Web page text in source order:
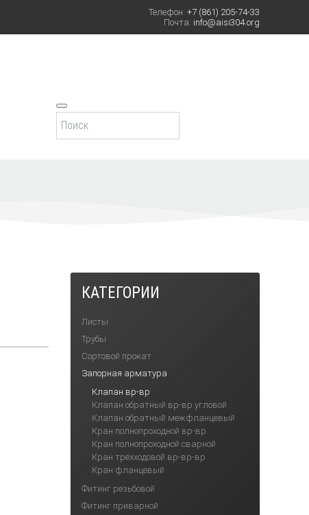
Телефон: +7 (861) 205-74-33
Почта: info@aisi304.org
КАТЕГОРИИ
Листы
Трубы
Сортовой прокат
Запорная арматура
Клапан вр-вр
Клапан обратный вр-вр угловой
Клапан обратный межфланцевый
Кран полнопроходной вр-вр
Кран полнопроходной сварной
Кран трёхходовой вр-вр-вр
Кран фланцевый
Фитинг резьбовой
Фитинг приварной